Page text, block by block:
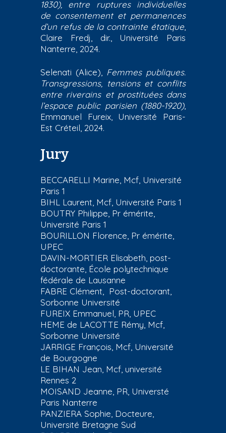
1830), entre ruptures individuelles
de consentement et permanences
d’un refus de la contrainte étatique
Claire Fredj, dir., Université Paris
Nanterre, 2024.
Selenati (Alice), Femmes publiques.
Transgressions, tensions et conflits
entre riverains et prostituées dans
l’espace public parisien (1880-1920),
Emmanuel Fureix, Université Paris-
Est Créteil, 2024.
Jury
BECCARELLI Marine, Mcf, Université
Paris 1
BIHL Laurent, Mcf, Université Paris 1
BOUTRY Philippe, Pr émérite,
Université Paris 1
BOURILLON Florence, Pr émérite,
UPEC
DAVIN-MORTIER Elisabeth, post-
doctorante, École polytechnique
fédérale de Lausanne
FABRE Clément, Post-doctorant,
Sorbonne Université
FUREIX Emmanuel, PR, UPEC
HEME de LACOTTE Rémy, Mcf,
Sorbonne Université
JARRIGE François, Mcf, Université
de Bourgogne
LE BIHAN Jean, Mcf, université
Rennes 2
MOISAND Jeanne, PR, Universté
Paris Nanterre
PANZIERA Sophie, Docteure,
Université Bretagne Sud